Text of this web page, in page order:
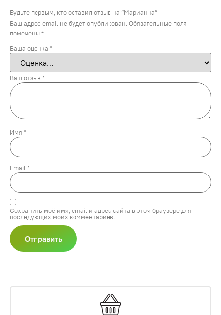
Будьте первым, кто оставил отзыв на “Марианна”
Ваш адрес email не будет опубликован. Обязательные поля
помечены *
Ваша оценка *
Ваш отзыв *
Имя *
Email *
Сохранить моё имя, email и адрес сайта в этом браузере для
последующих моих комментариев.